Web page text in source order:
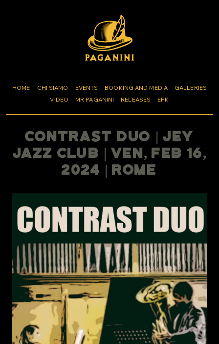
HOME CHI SIAMO EVENTS BOOKING AND MEDIA
GALLERIES
VIDEO
MR PAGANINI RELEASES EPK
Contrast Duo | Jey
Jazz Club | Ven, Feb 16,
2024 | Rome